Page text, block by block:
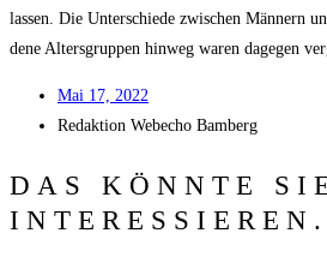
las­sen. Die Unter­schie­de zwi­schen Män­nern
de­ne Alters­grup­pen hin­weg waren dage­gen
Mai 17, 2022
Redak­ti­on Web­echo Bamberg
DAS KÖNNTE